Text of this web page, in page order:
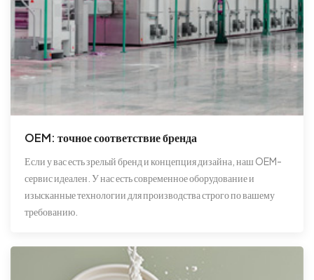
OEM: точное соответствие бренда
Если у вас есть зрелый бренд и концепция дизайна, наш OEM-
сервис идеален. У нас есть современное оборудование и
изысканные технологии для производства строго по вашему
требованию.